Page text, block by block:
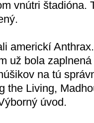
vnútri štadióna.
americkí
už bola
na tú
the Living,
úvod.